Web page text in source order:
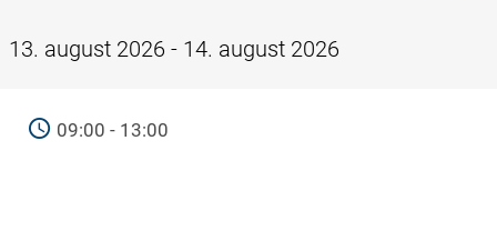
13. august 2026 - 14. august 2026
AEG09:00 - 13:00